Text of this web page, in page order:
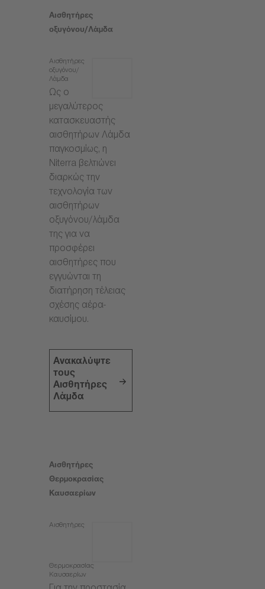
Αισθητήρες
οξυγόνου/Λάμδα
Αισθητήρες
οξυγόνου/
Λάμδα
Ως ο
μεγαλύτερος
κατασκευαστής
αισθητήρων Λάμδα
παγκοσμίως, η
Niterra βελτιώνει
διαρκώς την
τεχνολογία των
αισθητήρων
οξυγόνου/λάμδα
της για να
προσφέρει
αισθητήρες που
εγγυώνται τη
διατήρηση τέλειας
σχέσης αέρα-
καυσίμου.
Ανακαλύψτε
τους
Αισθητήρες
Λάμδα
Αισθητήρες
Θερμοκρασίας
Καυσαερίων
Αισθητήρες
Θερμοκρασίας
Καυσαερίων